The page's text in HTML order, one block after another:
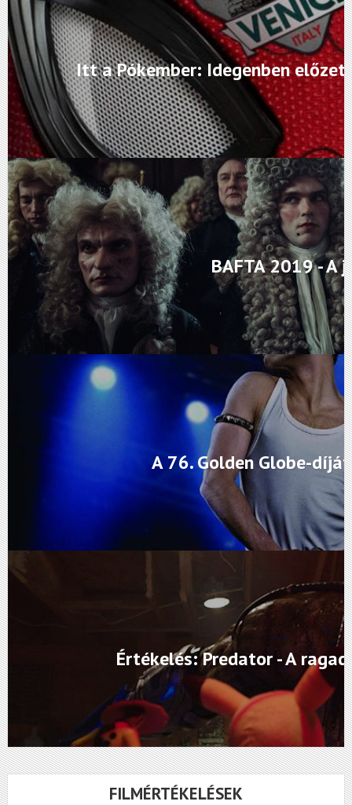
Itt a Pókember: Idegenben
BAFTA 2019 - A
A 76. Golden Globe-
Értékelés: Predator - A
FILMÉRTÉKELÉSEK